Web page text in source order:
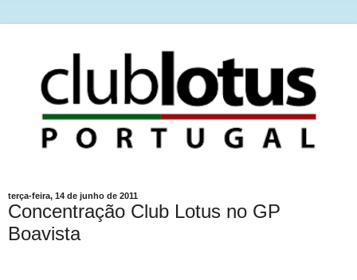
terça-feira, 14 de junho de 2011
Concentração Club Lotus no GP
Boavista